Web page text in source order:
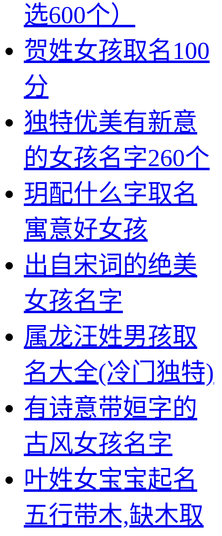
选600个）
贺姓女孩取名100
分
独特优美有新意
的女孩名字260个
玥配什么字取名
寓意好女孩
出自宋词的绝美
女孩名字
属龙汪姓男孩取
名大全(冷门独特)
有诗意带姮字的
古风女孩名字
叶姓女宝宝起名
五行带木,缺木取